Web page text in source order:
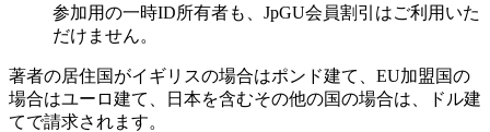
参加用の一時ID所有者も、JpGU会員割引はご利用いた
だけません。
著者の居住国がイギリスの場合はポンド建て、EU加盟国の
場合はユーロ建て、
日本を含むその他の国の場合は、ドル建
てで請求されます。